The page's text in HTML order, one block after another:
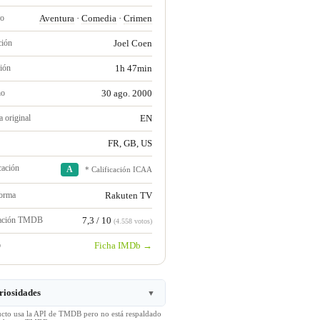
Aventura · Comedia · Crimen
Joel Coen
1h 47min
30 ago. 2000
original EN
FR, GB, US
A * Calificación ICAA
Rakuten TV
TMDB 7,3 / 10 (4.558 votos)
Ficha IMDb →
▼
usa la API de TMDB pero no está respaldado